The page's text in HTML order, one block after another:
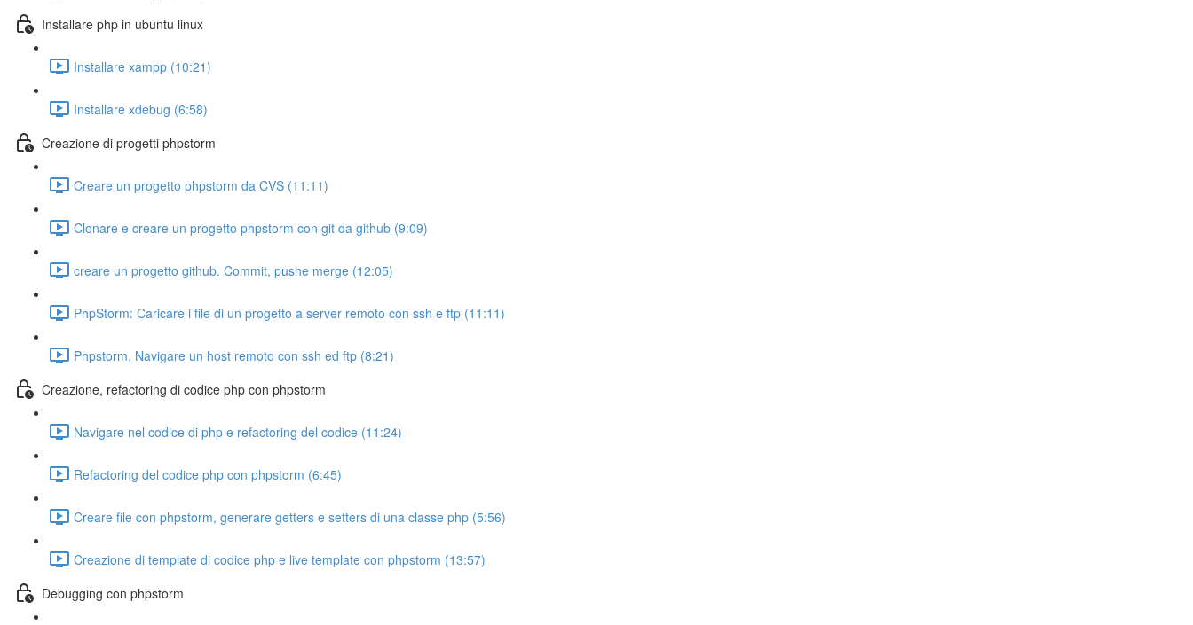
Installare php in ubuntu linux
Installare xampp (10:21)
Installare xdebug (6:58)
Creazione di progetti phpstorm
Creare un progetto phpstorm da CVS (11:11)
Clonare e creare un progetto phpstorm con git da github (9:09)
creare un progetto github. Commit, pushe merge (12:05)
PhpStorm: Caricare i file di un progetto a server remoto con ssh e ftp (11:11)
Phpstorm. Navigare un host remoto con ssh ed ftp (8:21)
Creazione, refactoring di codice php con phpstorm
Navigare nel codice di php e refactoring del codice (11:24)
Refactoring del codice php con phpstorm (6:45)
Creare file con phpstorm, generare getters e setters di una classe php (5:56)
Creazione di template di codice php e live template con phpstorm (13:57)
Debugging con phpstorm